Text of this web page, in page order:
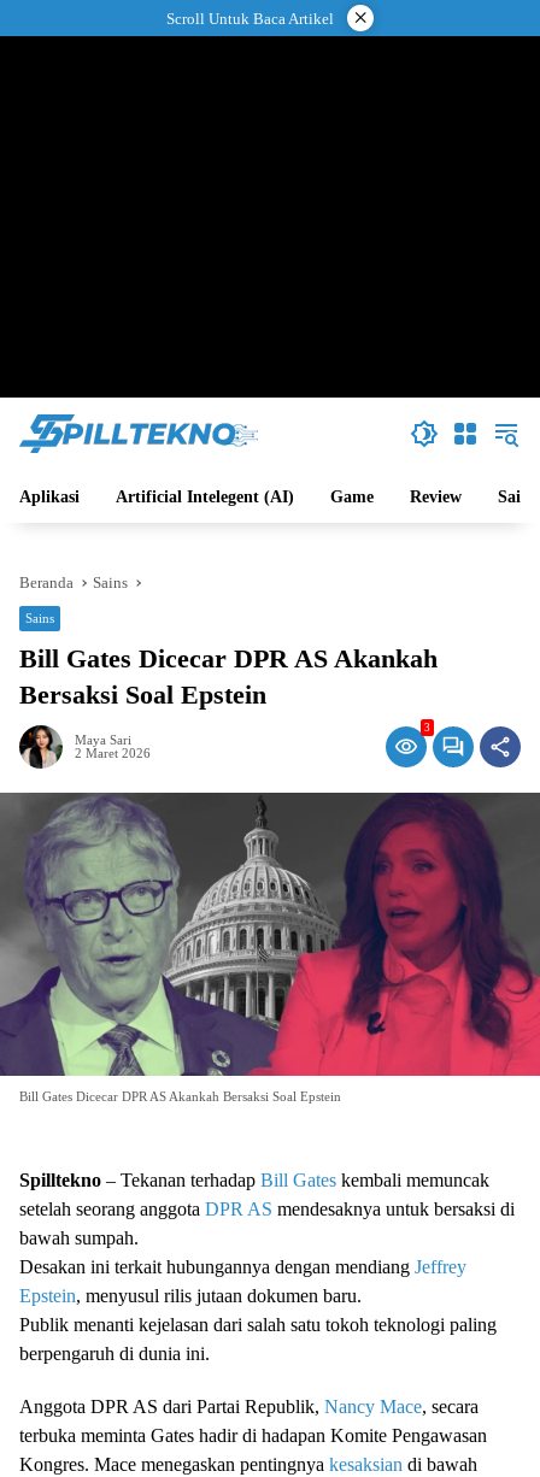
ke
Scroll Untuk Baca Artikel ×
Aplikasi Artificial Intelegent (AI) Game Review Sains
Beranda Sains
Sains
Bill Gates Dicecar DPR AS Akankah
Bersaksi Soal Epstein
Maya Sari
2 Maret 2026
3
Bill Gates Dicecar DPR AS Akankah Bersaksi Soal Epstein
Spilltekno – Tekanan terhadap Bill Gates kembali memuncak
setelah seorang anggota DPR AS mendesaknya untuk bersaksi di
bawah sumpah.
Desakan ini terkait hubungannya dengan mendiang Jeffrey
Epstein, menyusul rilis jutaan dokumen baru.
Publik menanti kejelasan dari salah satu tokoh teknologi paling
berpengaruh di dunia ini.
Anggota DPR AS dari Partai Republik, Nancy Mace, secara
terbuka meminta Gates hadir di hadapan Komite Pengawasan
Kongres. Mace menegaskan pentingnya kesaksian di bawah